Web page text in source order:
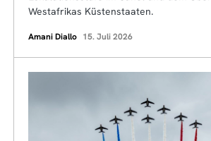
Westafrikas Küstenstaaten.
Amani Diallo 15. Juli 2026